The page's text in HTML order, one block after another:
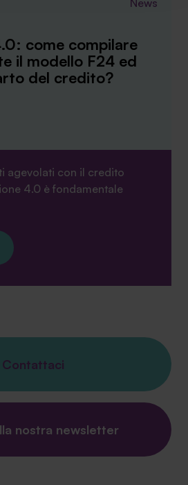
cookie necessari al
le "Informazioni sui Cookie" qui
News
come compilare
il modello F24 ed
del credito?
agevolati con il credito
4.0 è fondamentale
Contattaci
nostra newsletter